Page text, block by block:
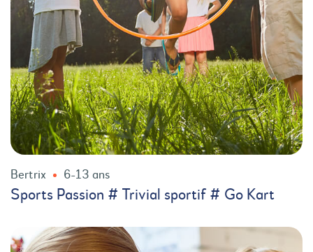
Bertrix 6-13 ans
Sports Passion # Trivial sportif # Go Kart